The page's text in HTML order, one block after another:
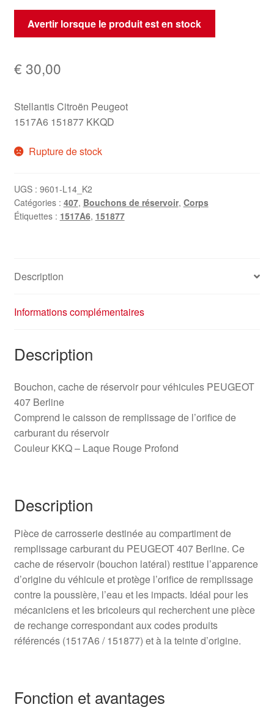
Avertir lorsque le produit est en stock
€ 30,00
Stellantis Citroën Peugeot
1517A6 151877 KKQD
Rupture de stock
UGS : 9601-L14_K2
Catégories : 407, Bouchons de réservoir, Corps
Étiquettes : 1517A6, 151877
Description
Informations complémentaires
Description
Bouchon, cache de réservoir pour véhicules PEUGEOT
407 Berline
Comprend le caisson de remplissage de l’orifice de
carburant du réservoir
Couleur KKQ – Laque Rouge Profond
Description
Pièce de carrosserie destinée au compartiment de
remplissage carburant du PEUGEOT 407 Berline. Ce
cache de réservoir (bouchon latéral) restitue l’apparence
d’origine du véhicule et protège l’orifice de remplissage
contre la poussière, l’eau et les impacts. Idéal pour les
mécaniciens et les bricoleurs qui recherchent une pièce
de rechange correspondant aux codes produits
référencés (1517A6 / 151877) et à la teinte d’origine.
Fonction et avantages